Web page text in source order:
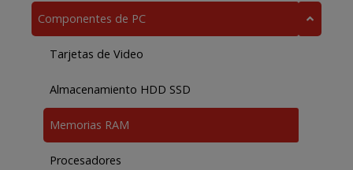
Componentes de PC
Tarjetas de Video
Almacenamiento HDD SSD
Memorias RAM
Procesadores